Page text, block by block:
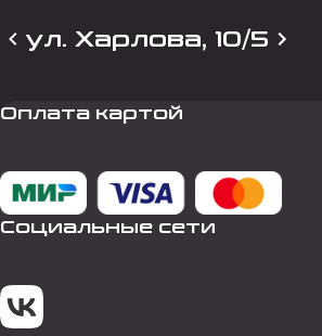
ул. Харлова, 10/5
Оплата картой
Социальные сети